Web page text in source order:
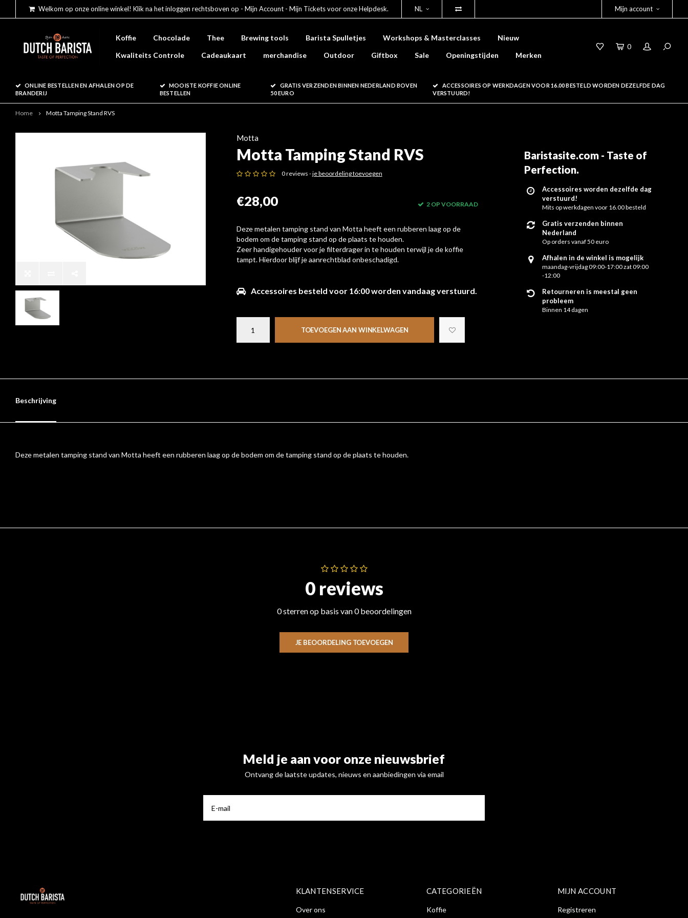
Welkom op onze online winkel! Klik na het inloggen rechtsboven op - Mijn Account - Mijn Tickets voor onze Helpdesk. NL Mijn account
Koffie Chocolade Thee Brewing tools Barista Spulletjes Workshops & Masterclasses
Nieuw
Kwaliteits Controle
Cadeaukaart merchandise Outdoor Giftbox Sale Openingstijden Merken
0
ONLINE BESTELLEN EN AFHALEN OP DE
BRANDERIJ
MOOISTE KOFFIE ONLINE
BESTELLEN
GRATIS VERZENDEN BINNEN NEDERLAND BOVEN
50 EURO
ACCESSOIRES OP WERKDAGEN VOOR 16.00 BESTELD WORDEN DEZELFDE DAG
VERSTUURD!
Home Motta Tamping Stand RVS
Motta
Motta Tamping Stand RVS
0 reviews -je beoordeling toevoegen
€28,00 2 OP VOORRAAD
Deze metalen tamping stand van Motta heeft een rubberen laag op de
bodem om de tamping stand op de plaats te houden.
Zeer handigehouder voor je filterdrager in te houden terwijl je de koffie
tampt. Hierdoor blijf je aanrechtblad onbeschadigd.
Accessoires besteld voor 16:00 worden vandaag verstuurd.
TOEVOEGEN AAN WINKELWAGEN
Baristasite.com - Taste of
Perfection.
Accessoires worden dezelfde dag
verstuurd!
Mits op werkdagen voor 16.00 besteld
Gratis verzenden binnen
Nederland
Op orders vanaf 50 euro
Afhalen in de winkel is mogelijk
maandag-vrijdag 09:00-17:00 zat 09:00
-12:00
Retourneren is meestal geen
probleem
Binnen 14 dagen
Beschrijving
Deze metalen tamping stand van Motta heeft een rubberen laag op de bodem om de tamping stand op de plaats te houden.
0 reviews
0 sterren op basis van 0 beoordelingen
JE BEOORDELING TOEVOEGEN
Meld je aan voor onze nieuwsbrief
Ontvang de laatste updates, nieuws en aanbiedingen via email
KLANTENSERVICE
Over ons
CATEGORIEËN
Koffie
MIJN ACCOUNT
Registreren